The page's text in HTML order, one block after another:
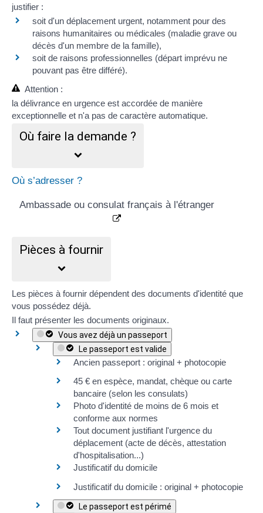
justifier :
soit d'un déplacement urgent, notamment pour des
raisons humanitaires ou médicales (maladie grave ou
décès d'un membre de la famille),
soit de raisons professionnelles (départ imprévu ne
pouvant pas être différé).
Attention :
la délivrance en urgence est accordée de manière
exceptionnelle et n'a pas de caractère automatique.
Où faire la demande ?
Où s’adresser ?
Ambassade ou consulat français à l'étranger
Pièces à fournir
Les pièces à fournir dépendent des documents d'identité que
vous possédez déjà.
Il faut présenter les documents originaux.
Vous avez déjà un passeport
Le passeport est valide
Ancien passeport : original + photocopie
45 € en espèce, mandat, chèque ou carte
bancaire (selon les consulats)
Photo d'identité de moins de 6 mois et
conforme aux normes
Tout document justifiant l'urgence du
déplacement (acte de décès, attestation
d'hospitalisation...)
Justificatif du domicile
Justificatif du domicile : original + photocopie
Le passeport est périmé